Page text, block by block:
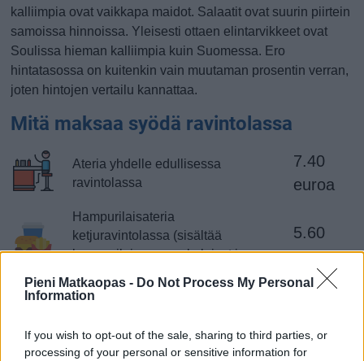
Pieni Matkaopas - Do Not Process My Personal
Information
If you wish to opt-out of the sale, sharing to third parties, or
processing of your personal or sensitive information for
kalliimpia ovat vaikkapa maidot. Salaatit ovat suurin piirtein
samoissa hinnoissa. Yleisesti ottaen elintarvikkeet ovat
Soulissa hieman kalliimpia kuin Suomessa. Ero
hintatasossa on kuitenkin vain muutaman prosentin verran,
joten hintojen vertailu kannattaa.
Mitä maksaa syödä ravintolassa
Ateria yhdelle edullisessa
ravintolassa
7.40
euroa
Hampurilaisateria
ketjuravintolassa (sisältää
hampurilainen, ranskalaiset ja
5.60
euroa
Ateria kahdelle tavanomaisessa
jälkiruoan kanssa
euroa